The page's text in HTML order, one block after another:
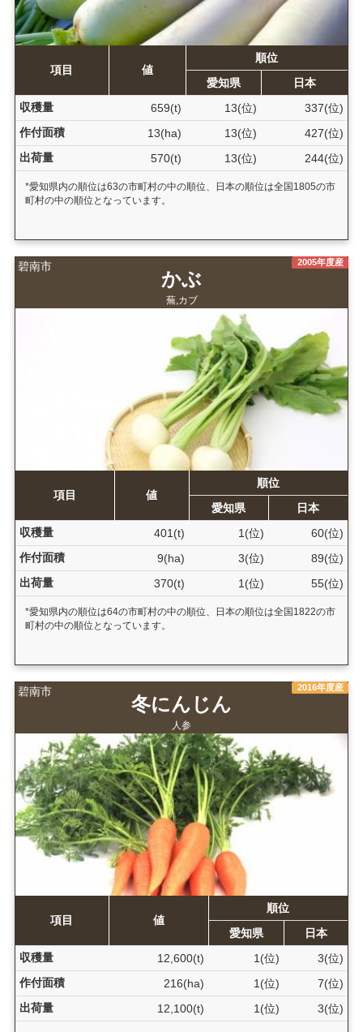
項目 値
順位
愛知県
日本
収穫量
659(t) 13(位)
337(位)
作付面積
13(ha) 13(位)
427(位)
出荷量
570(t) 13(位) 244(位)
*愛知県内の順位は63の市町村の中の順位、日本の順位は全国1805の市
町村の中の順位となっています。
碧南市 2005年度産
かぶ
蕪,カブ
項目 値
順位
愛知県
日本
収穫量
401(t) 1(位)
60(位)
作付面積
9(ha) 3(位)
89(位)
出荷量
370(t) 1(位) 55(位)
*愛知県内の順位は64の市町村の中の順位、日本の順位は全国1822の市
町村の中の順位となっています。
碧南市 2016年度産
冬にんじん
人参
項目 値
順位
愛知県
日本
収穫量
12,600(t) 1(位)
3(位)
作付面積
216(ha) 1(位)
7(位)
出荷量
12,100(t) 1(位) 3(位)